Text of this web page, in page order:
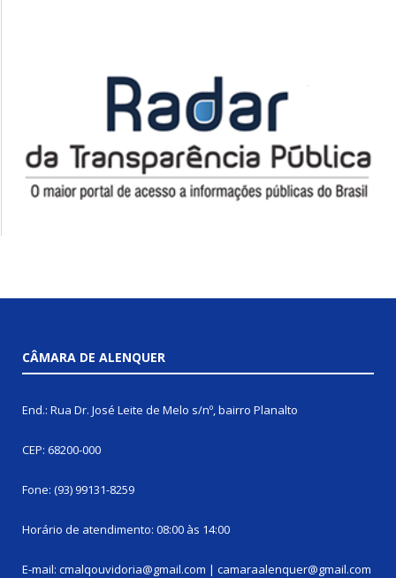
CÂMARA DE ALENQUER
End.: Rua Dr. José Leite de Melo s/nº, bairro Planalto
CEP: 68200-000
Fone: (93) 99131-8259
Horário de atendimento: 08:00 às 14:00
E-mail: cmalqouvidoria@gmail.com | camaraalenquer@gmail.com